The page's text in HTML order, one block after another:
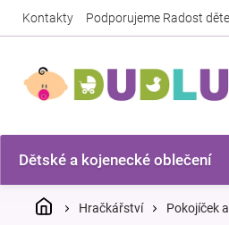
Kontakty Podporujeme Radost
Dětské a kojenecké oblečení
DomůHračkářství Pokojíček